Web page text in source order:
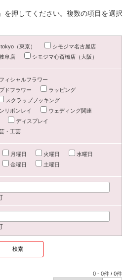
を押してください。複数の項目を選択
（東京）
シモジマ名古屋店
阜店
シモジマ心斎橋店（大阪）
ィシャルフラワー
ドフラワー
ラッピング
スクラップブッキング
リボンレイ
ウェディング関連
ディスプレイ
・工芸
月曜日 火曜日
水曜日
金曜日 土曜日
0 -0件 /0件